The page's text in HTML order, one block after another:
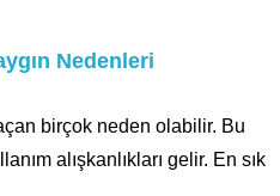
Nedenleri
birçok neden olabilir. Bu
alışkanlıkları gelir. En sık